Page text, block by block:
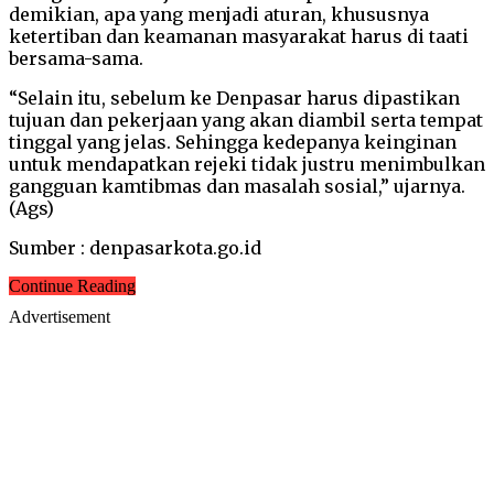
demikian, apa yang menjadi aturan, khususnya
ketertiban dan keamanan masyarakat harus di taati
bersama-sama.
“Selain itu, sebelum ke Denpasar harus dipastikan
tujuan dan pekerjaan yang akan diambil serta tempat
tinggal yang jelas. Sehingga kedepanya keinginan
untuk mendapatkan rejeki tidak justru menimbulkan
gangguan kamtibmas dan masalah sosial,” ujarnya.
(Ags)
Sumber : denpasarkota.go.id
Continue Reading
Advertisement